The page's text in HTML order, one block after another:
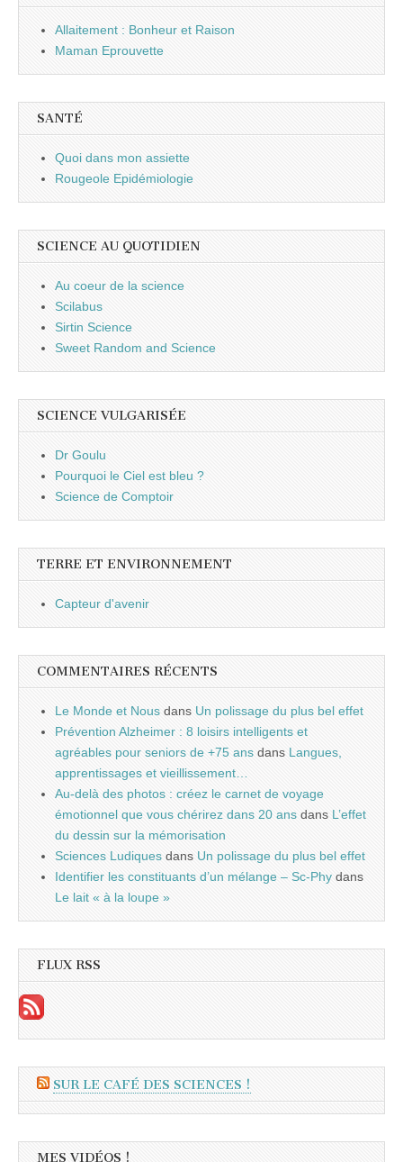
Allaitement : Bonheur et Raison
Maman Eprouvette
SANTÉ
Quoi dans mon assiette
Rougeole Epidémiologie
SCIENCE AU QUOTIDIEN
Au coeur de la science
Scilabus
Sirtin Science
Sweet Random and Science
SCIENCE VULGARISÉE
Dr Goulu
Pourquoi le Ciel est bleu ?
Science de Comptoir
TERRE ET ENVIRONNEMENT
Capteur d'avenir
COMMENTAIRES RÉCENTS
Le Monde et Nous dans Un polissage du plus bel effet
Prévention Alzheimer : 8 loisirs intelligents et
agréables pour seniors de +75 ans dans Langues,
apprentissages et vieillissement…
Au-delà des photos : créez le carnet de voyage
émotionnel que vous chérirez dans 20 ans dans L’effet
du dessin sur la mémorisation
Sciences Ludiques dans Un polissage du plus bel effet
Identifier les constituants d’un mélange – Sc-Phy dans
Le lait « à la loupe »
FLUX RSS
SUR LE CAFÉ DES SCIENCES !
MES VIDÉOS !